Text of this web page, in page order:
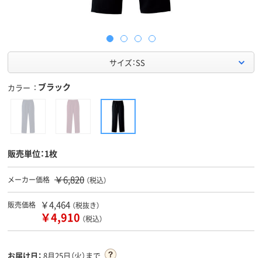
サイズ：SS
カラー ブラック
販売単位：1枚
メーカー価格 ￥6,820 （税込）
販売価格 ￥4,464 （税抜き）
￥4,910 （税込）
お届け日： 8月25日（火）まで